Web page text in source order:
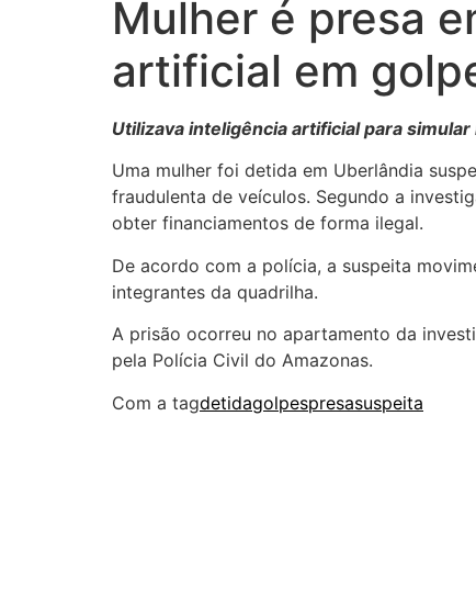
Mulher é presa
artificial em
Utilizava inteligência artificial para
Uma mulher foi detida em Uberlândia
fraudulenta de veículos. Segundo a
obter financiamentos de forma ilegal.
De acordo com a polícia, a suspeita
integrantes da quadrilha.
A prisão ocorreu no apartamento da
pela Polícia Civil do Amazonas.
Com a tagdetidagolpespresasuspeita